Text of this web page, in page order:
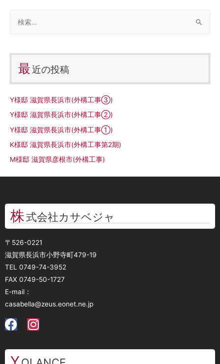
最近の投稿
Y様邸 滋賀県長浜市(外構工事③)
Y様邸 滋賀県長浜市(外構工事②)
Y様邸 滋賀県長浜市(外構工事①)
K様邸 滋賀県長浜市(外構工事第2期)
M様邸 滋賀県彦根市(外構工事)
株式会社カサベジャ
〒526-0221
滋賀県長浜市小野寺町479-19
TEL 0749-74-3952
FAX 0749-50-1727
E-mail：
casabella@zeus.eonet.ne.jp